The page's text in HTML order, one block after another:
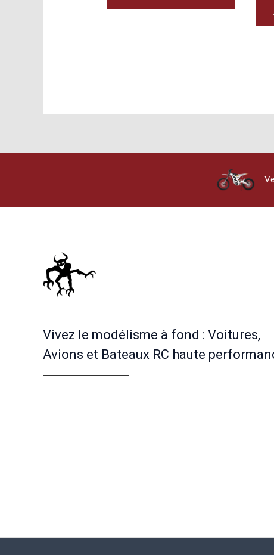
Vivez le modélisme à fond : Voitures,
Avions et Bateaux RC haute